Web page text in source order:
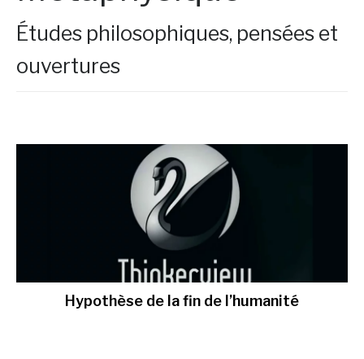
Études philosophiques, pensées et
ouvertures
Hypothèse de la fin de l’humanité